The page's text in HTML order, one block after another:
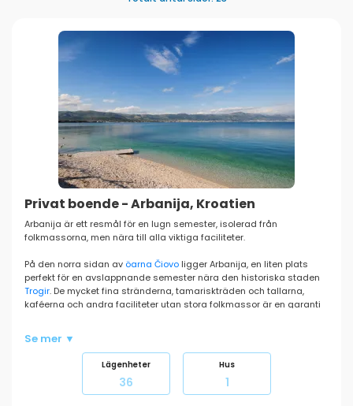
Privat boende - Arbanija, Kroatien
Arbanija är ett resmål för en lugn semester, isolerad från
folkmassorna, men nära till alla viktiga faciliteter.
På den norra sidan av öarna Čiovo ligger Arbanija, en liten plats
perfekt för en avslappnande semester nära den historiska staden
Trogir. De mycket fina stränderna, tamariskträden och tallarna,
kaféerna och andra faciliteter utan stora folkmassor är en garanti
ochPrimošten
Hitta det perfekta boendet för din idealiska semester i Arbanija i
vårt utbud av lägenheter och semesterhus och utforska även resten
Se mer ▼
Lägenheter
36
Hus
1